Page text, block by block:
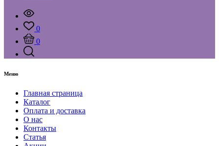
0
0
Меню
Главная страница
Каталог
Оплата и доставка
О нас
Контакты
Статья